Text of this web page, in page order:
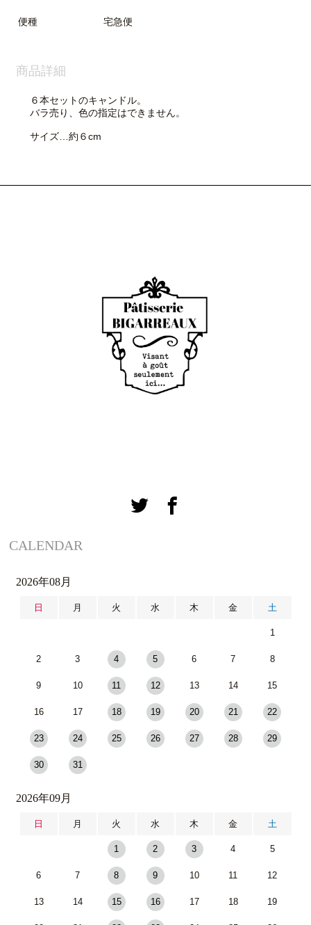
便種 宅急便
商品詳細
６本セットのキャンドル。
バラ売り、色の指定はできません。
サイズ…約６cm
CALENDAR
2026年08月
日 月 火 水 木 金 土
1
2 3 4 5 6 7 8
9 10 11 12 13 14 15
16 17 18 19 20 21 22
23 24 25 26 27 28 29
30 31
2026年09月
日 月 火 水 木 金 土
1 2 3 4 5
6 7 8 9 10 11 12
13 14 15 16 17 18 19